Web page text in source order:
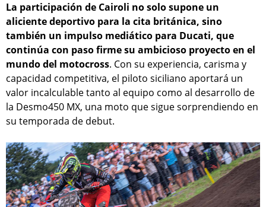
La participación de Cairoli no solo supone un
aliciente deportivo para la cita británica, sino
también un impulso mediático para Ducati, que
continúa con paso firme su ambicioso proyecto en el
mundo del motocross. Con su experiencia, carisma y
capacidad competitiva, el piloto siciliano aportará un
valor incalculable tanto al equipo como al desarrollo de
la Desmo450 MX, una moto que sigue sorprendiendo en
su temporada de debut.